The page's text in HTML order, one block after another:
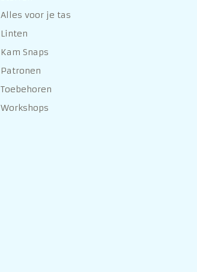
Alles voor je tas
Linten
Kam Snaps
Patronen
Toebehoren
Workshops